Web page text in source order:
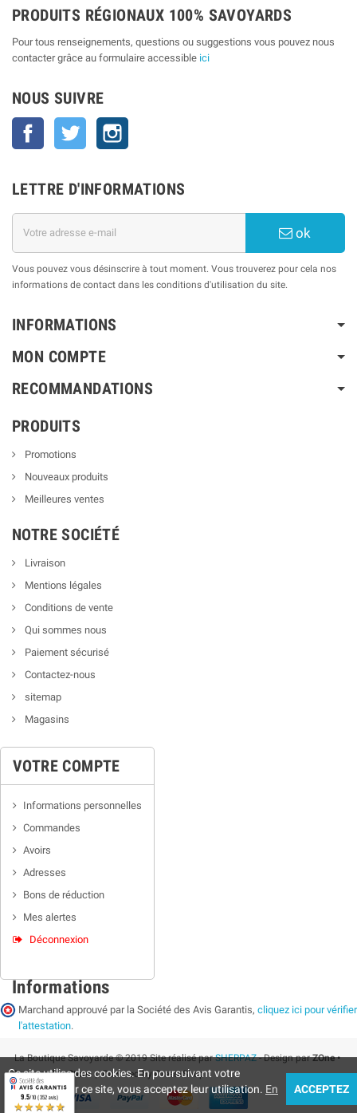
PRODUITS RÉGIONAUX 100% SAVOYARDS
Pour tous renseignements, questions ou suggestions vous pouvez nous
contacter grâce au formulaire accessible ici
NOUS SUIVRE
Facebook Twitter
LETTRE D'INFORMATIONS
ok
Vous pouvez vous désinscrire à tout moment. Vous trouverez pour cela nos
informations de contact dans les conditions d'utilisation du site.
INFORMATIONS
MON COMPTE
RECOMMANDATIONS
PRODUITS
Promotions
Nouveaux produits
Meilleures ventes
NOTRE SOCIÉTÉ
Livraison
Mentions légales
Conditions de vente
Qui sommes nous
Paiement sécurisé
Contactez-nous
sitemap
Magasins
VOTRE COMPTE
Informations personnelles
Commandes
Avoirs
Adresses
Bons de réduction
Mes alertes
Déconnexion
Informations
Marchand approuvé par la Société des Avis Garantis, cliquez ici pour vérifier
l'attestation.
La Boutique Savoyarde © 2019 Site réalisé parSHERPAZ- Design parZOne •
Supermarket Store| Powered by PrestaShop
Ce site utilise des cookies. En poursuivant votre
navigation sur ce site, vous acceptez leur utilisation. En
savoir +
ACCEPTEZ
9.5/10 (352 avis)
★★★★★